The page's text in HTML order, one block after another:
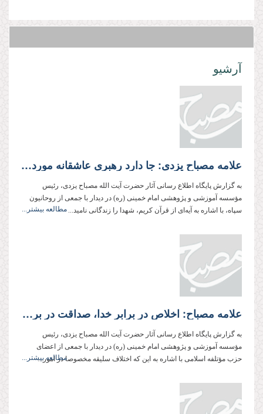
آرشیو
علامه مصباح یزدی: جا دارد رهبری عاشقانه مورد تبعیت قرار گیرد
به گزارش پایگاه اطلاع رسانی آثار حضرت آیت الله مصباح یزدی، رئیس
مؤسسه آموزشی و پژوهشی امام خمینی (ره) در دیدار با جمعی از روحانیون
سپاه، با اشاره به آیه‌ای از قرآن کریم، شهدا را زندگانی نامید... مطالعه بیشتر...
علامه مصباح: اخلاص در برابر خدا، صداقت در برابر مردم و اطاعت در برابر رهبری سه اصل یک تشکیلات دینی هستند
به گزارش پایگاه اطلاع رسانی آثار حضرت آیت الله مصباح یزدی، رئیس
مؤسسه آموزشی و پژوهشی امام خمینی (ره) در دیدار با جمعی از اعضای
حزب مؤتلفه اسلامی با اشاره به این که اختلاف سلیقه مخصوصا در امور...
مطالعه بیشتر...